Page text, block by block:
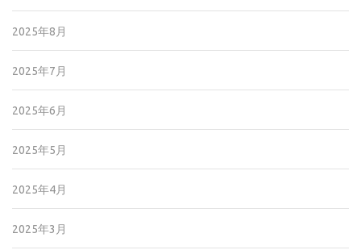
2025年8月
2025年7月
2025年6月
2025年5月
2025年4月
2025年3月